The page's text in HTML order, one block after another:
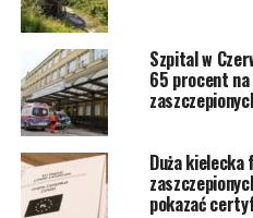
Szpital w
65 procent na
Duża
pokazać